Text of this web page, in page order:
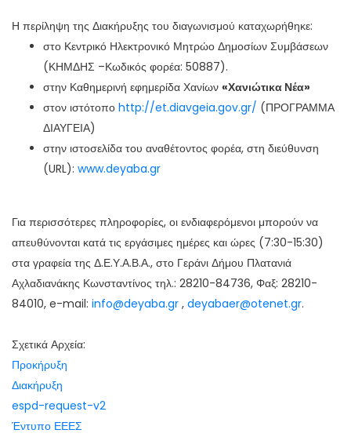
Η περίληψη της Διακήρυξης του διαγωνισμού καταχωρήθηκε:
στο Κεντρικό Ηλεκτρονικό Μητρώο Δημοσίων Συμβάσεων
(ΚΗΜΔΗΣ –Κωδικός φορέα: 50887).
στην Καθημερινή εφημερίδα Χανίων «Χανιώτικα Νέα»
στον ιστότοπο http://et.diavgeia.gov.gr/ (ΠΡΟΓΡΑΜΜΑ
ΔΙΑΥΓΕΙΑ)
στην ιστοσελίδα του αναθέτοντος φορέα, στη διεύθυνση
(URL): www.deyaba.gr
Για περισσότερες πληροφορίες, οι ενδιαφερόμενοι μπορούν να
απευθύνονται κατά τις εργάσιμες ημέρες και ώρες (7:30-15:30)
στα γραφεία της Δ.Ε.Υ.Α.Β.Α., στο Γεράνι Δήμου Πλατανιά
Αχλαδιανάκης Κωνσταντίνος τηλ.: 28210-84736, Φαξ: 28210-
84010, e-mail: info@deyaba.gr , deyabaer@otenet.gr.
Σχετικά Αρχεία:
Προκήρυξη
Διακήρυξη
espd-request-v2
Έντυπο ΕΕΕΣ